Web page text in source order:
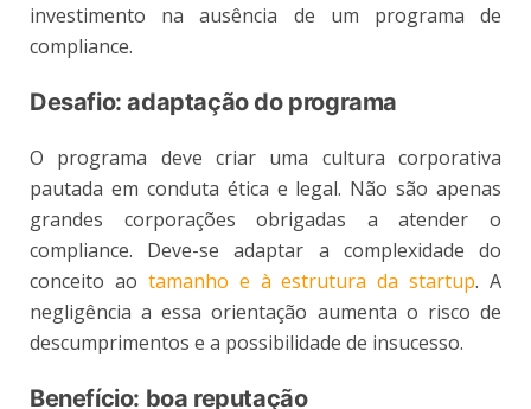
investimento na ausência de um programa de
compliance.
Desafio: adaptação do programa
O programa deve criar uma cultura corporativa
pautada em conduta ética e legal. Não são apenas
grandes corporações obrigadas a atender o
compliance. Deve-se adaptar a complexidade do
conceito ao tamanho e à estrutura da startup. A
negligência a essa orientação aumenta o risco de
descumprimentos e a possibilidade de insucesso.
Benefício: boa reputação